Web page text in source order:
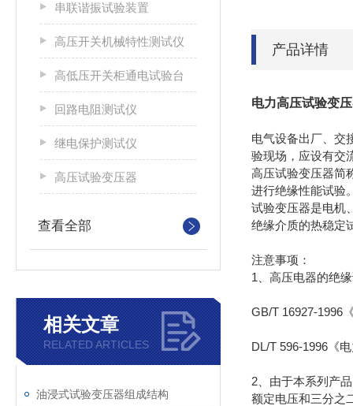
串联谐振试验装置
高压开关机械特性测试仪
高低压开关柜通电试验台
回路电阻测试仪
继电保护测试仪
高压试验变压器
查看全部
相关文章
RELATED ARTICLES
油浸式试验变压器组成结构
产品详情
电力高压试验变
电气设备出厂、交
验现场，应设有交
高压试验变压器简
进行绝缘性能试验
试验变压器是电机
绝缘介质的热稳定
注意事项：
1、高压电器的绝
GB/T 16927-1996
DL/T 596-1996《
2、由于本系列产
额定电压和三分之